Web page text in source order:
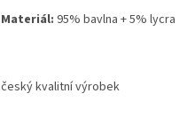
Materiál: 95% bavlna + 5% lycra
český kvalitní výrobek